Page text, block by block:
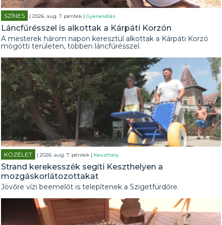
SZÍNES | 2026. aug. 7. péntek |Gyenesdiás
Láncfűrésszel is alkottak a Kárpáti Korzón
A mesterek három napon keresztül alkottak a Kárpáti Korzó
mögötti területen, többen láncfűrésszel.
KÖZÉLET | 2026. aug. 7. péntek | Keszthely
Strand kerekesszék segíti Keszthelyen a
mozgáskorlátozottakat
Jövőre vízi beemelőt is telepítenek a Szigetfürdőre.